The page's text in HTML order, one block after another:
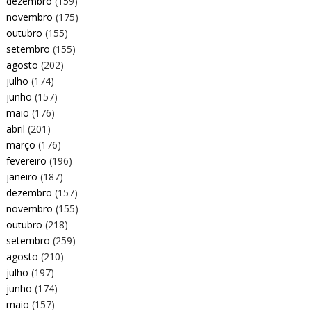
novembro (175)
outubro (155)
setembro (155)
agosto (202)
julho (174)
junho (157)
maio (176)
abril (201)
março (176)
fevereiro (196)
janeiro (187)
dezembro (157)
novembro (155)
outubro (218)
setembro (259)
agosto (210)
julho (197)
junho (174)
maio (157)